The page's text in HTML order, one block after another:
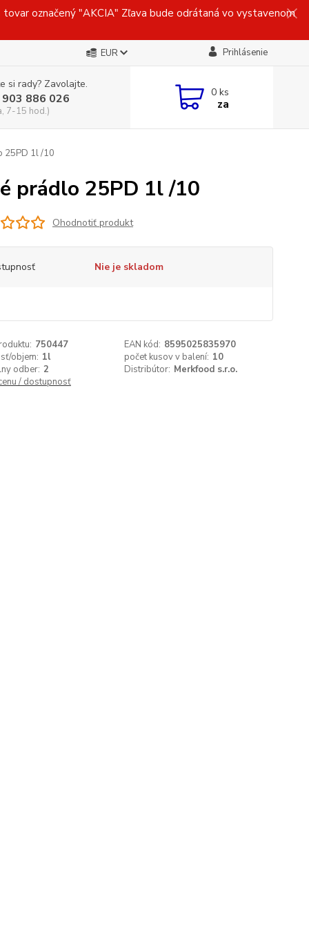
označený "AKCIA" Zľava bude odrátaná vo vystavenom
EUR Prihlásenie
si rady? Zavolajte.
886 026
7-15 hod.)
0 ks
za
25PD 1l /10
prádlo 25PD 1l /10
Ohodnotiť produkt
Nie je skladom
750447 EAN kód: 8595025835970
objem: 1l počet kusov v balení: 10
odber: 2 Distribútor: Merkfood s.r.o.
/ dostupnosť